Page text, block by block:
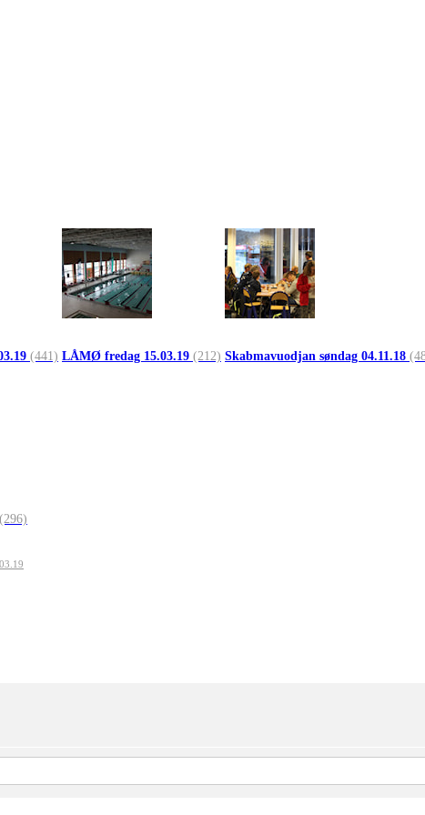
(441) LÅMØ fredag 15.03.19 (212) Skabmavuodjan søndag 04.11.18
(296)